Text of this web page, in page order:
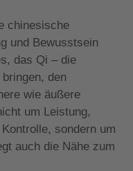
chinesische
und Bewusstsein
das Qi – die
den
wie äußere
um Leistung,
sondern um
auch die Nähe zum